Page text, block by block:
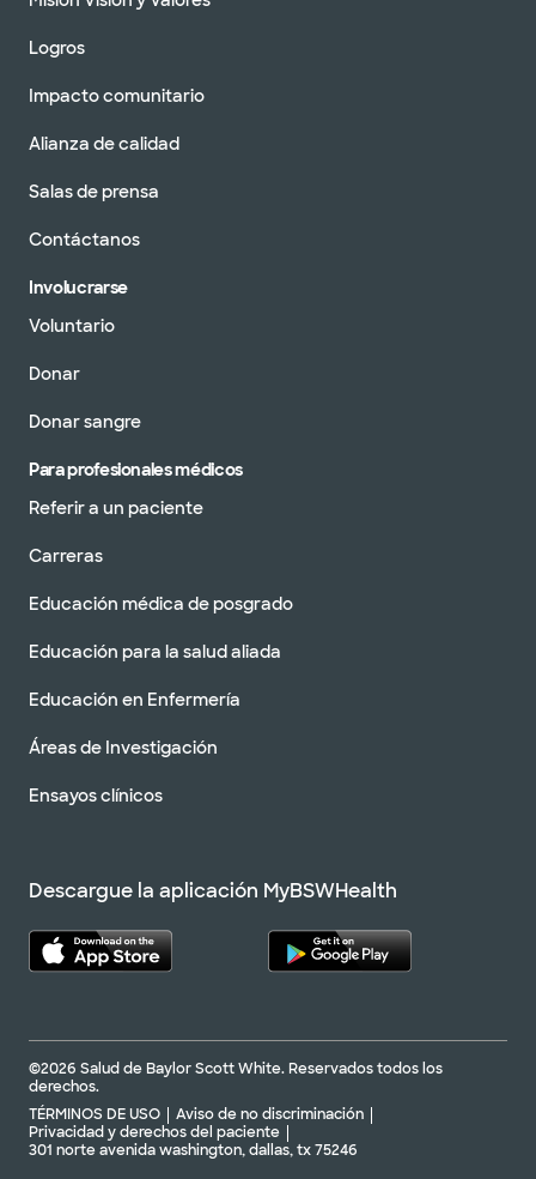
Logros
Impacto comunitario
Alianza de calidad
Salas de prensa
Contáctanos
Involucrarse
Voluntario
Donar
Donar sangre
Para profesionales médicos
Referir a un paciente
Carreras
Educación médica de posgrado
Educación para la salud aliada
Educación en Enfermería
Áreas de Investigación
Ensayos clínicos
Descargue la aplicación MyBSWHealth
©2026 Salud de Baylor Scott White. Reservados todos los
derechos.
TÉRMINOS DE USO
Aviso de no discriminación
Privacidad y derechos del paciente
301 norte avenida washington, dallas, tx 75246